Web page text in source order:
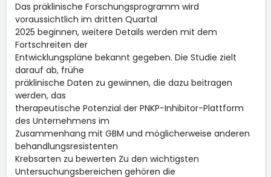
Das präklinische Forschungsprogramm wird
voraussichtlich im dritten Quartal
2025 beginnen, weitere Details werden mit dem
Fortschreiten der
Entwicklungspläne bekannt gegeben. Die Studie zielt
darauf ab, frühe
präklinische Daten zu gewinnen, die dazu beitragen
werden, das
therapeutische Potenzial der PNKP-Inhibitor-Plattform
des Unternehmens im
Zusammenhang mit GBM und möglicherweise anderen
behandlungsresistenten
Krebsarten zu bewerten Zu den wichtigsten
Untersuchungsbereichen gehören die